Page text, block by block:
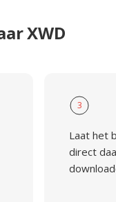
XWD
3
Laat het
direct